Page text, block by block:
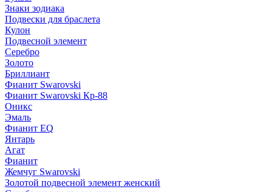
Знаки зодиака
Подвески для браслета
Кулон
Подвесной элемент
Серебро
Золото
Бриллиант
Фианит Swarovski
Фианит Swarovski Кр-88
Оникс
Эмаль
Фианит EQ
Янтарь
Агат
Фианит
Жемчуг Swarovski
Золотой подвесной элемент женcкий